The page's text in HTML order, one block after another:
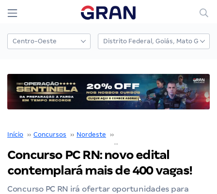
Início ›› Concursos ›› Nordeste ››
Concurso PC RN: novo edital
contemplará mais de 400 vagas!
Concurso PC RN irá ofertar oportunidades para